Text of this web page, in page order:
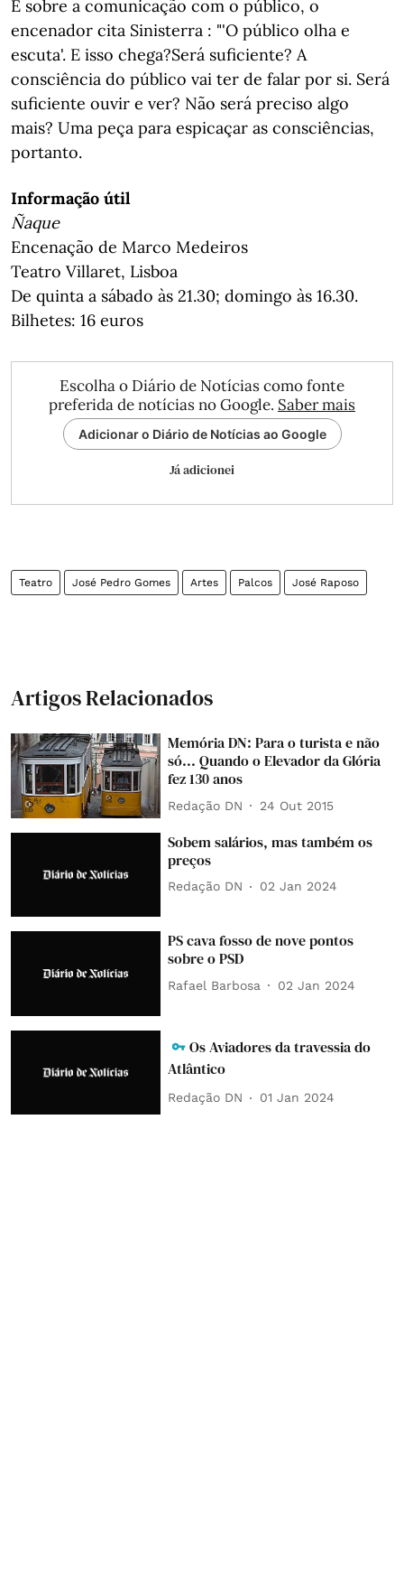
E sobre a comunicação com o público, o
encenador cita Sinisterra : "'O público olha e
escuta'. E isso chega?Será suficiente? A
consciência do público vai ter de falar por si. Será
suficiente ouvir e ver? Não será preciso algo
mais? Uma peça para espicaçar as consciências,
portanto.
Informação útil
Ñaque
Encenação de Marco Medeiros
Teatro Villaret, Lisboa
De quinta a sábado às 21.30; domingo às 16.30.
Bilhetes: 16 euros
Escolha o Diário de Notícias como fonte
preferida de notícias no Google. Saber mais
Adicionar o Diário de Notícias ao Google
Já adicionei
Teatro José Pedro Gomes Artes Palcos José Raposo
Artigos Relacionados
Memória DN: Para o turista e não
só... Quando o Elevador da Glória
fez 130 anos
Redação DN 24 Out 2015
Sobem salários, mas também os
preços
Redação DN 02 Jan 2024
PS cava fosso de nove pontos
sobre o PSD
Rafael Barbosa 02 Jan 2024
Os Aviadores da travessia do
Atlântico
Redação DN 01 Jan 2024